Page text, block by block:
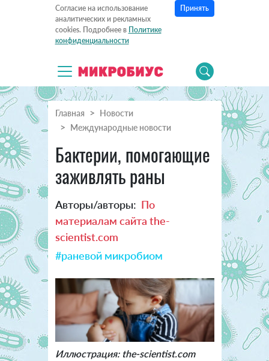
Согласие на использование
аналитических и рекламных
cookies. Подробнее в Политике
конфиденциальности
Принять
Главная
Новости
Международные новости
Бактерии, помогающие
заживлять раны
Авторы/авторы: По
материалам сайта the-
scientist.com
#раневой микробиом
Иллюстрация: the-scientist.com